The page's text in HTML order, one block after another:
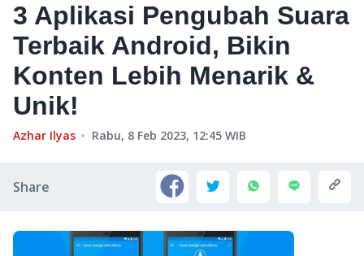
3 Aplikasi Pengubah Suara
Terbaik Android, Bikin
Konten Lebih Menarik &
Unik!
Azhar Ilyas Rabu, 8 Feb 2023, 12:45 WIB
Share